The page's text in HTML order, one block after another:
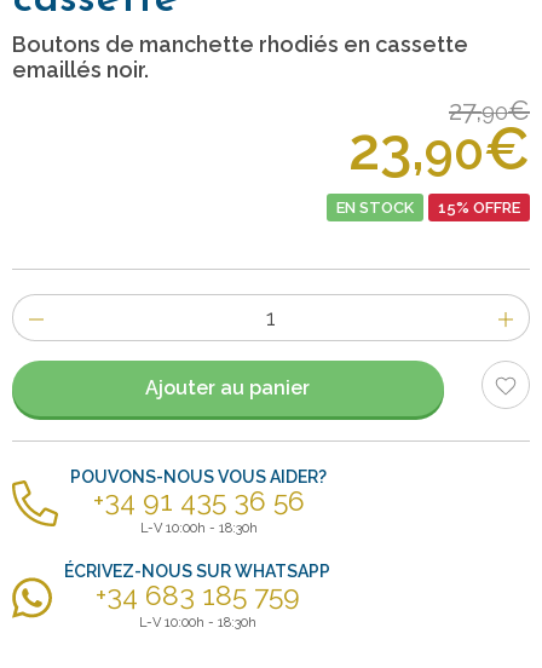
Boutons de manchette rhodiés en cassette
emaillés noir.
27,90€
23,90€
EN STOCK 15% OFFRE
Nombre
d'items
Ajouter au panier
POUVONS-NOUS VOUS AIDER?
+34 91 435 36 56
L-V 10:00h - 18:30h
ÉCRIVEZ-NOUS SUR WHATSAPP
+34 683 185 759
L-V 10:00h - 18:30h